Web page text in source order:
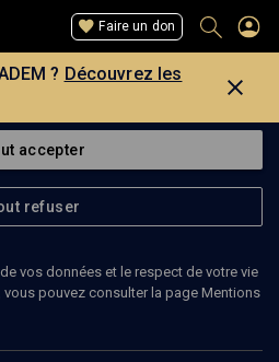
Faire un don
? Découvrez les
accepter
refuser
vos données et le respect de votre vie
vous pouvez consulter la page Mentions